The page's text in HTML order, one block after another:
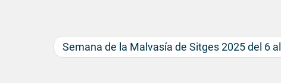
Semana de la Malvasía de Sitges 2025 del 6